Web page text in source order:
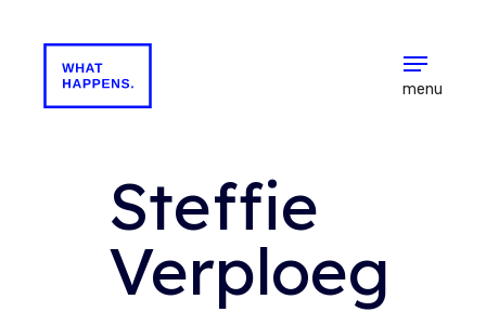
menu
Steffie
Verploeg